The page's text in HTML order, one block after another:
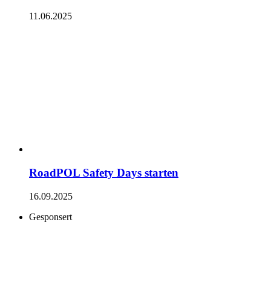
11.06.2025
RoadPOL Safety Days starten
16.09.2025
Gesponsert